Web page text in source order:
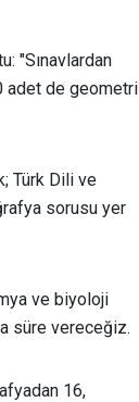
"Sınavlardan
adet de geometri
Türk Dili ve
sorusu yer
ve biyoloji
süre vereceğiz.
16,